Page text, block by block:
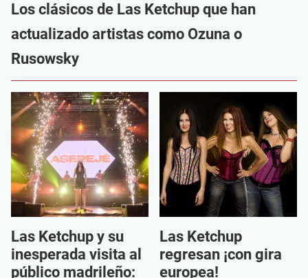
Los clásicos de Las Ketchup que han
actualizado artistas como Ozuna o
Rusowsky
Las Ketchup y su
inesperada visita al
público madrileño:
Las Ketchup
regresan ¡con gira
europea!